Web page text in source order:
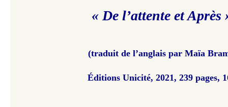
« De l’attente et Après
(traduit de l’anglais par Maïa
Éditions Unicité, 2021, 239 pages,